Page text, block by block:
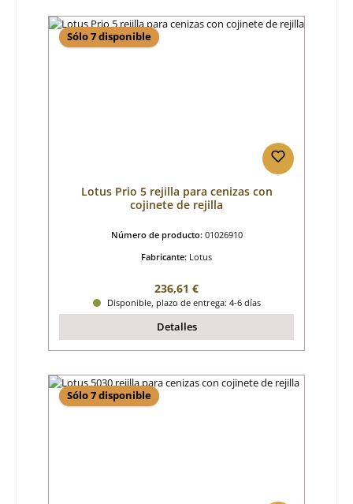
Sólo 7 disponible
Lotus Prio 5 rejilla para cenizas con
cojinete de rejilla
Número de producto: 01026910
Fabricante: Lotus
Precio normal:
236,61 €
Disponible, plazo de entrega: 4-6 días
Detalles
Sólo 7 disponible